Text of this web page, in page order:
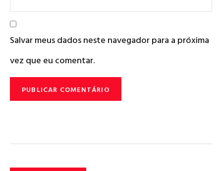
Salvar meus dados neste navegador para a próxima
vez que eu comentar.